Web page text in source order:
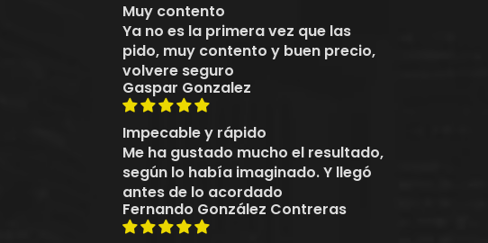
Muy contento
Ya no es la primera vez que las
pido, muy contento y buen precio,
volvere seguro
Gaspar Gonzalez
Impecable y rápido
Me ha gustado mucho el resultado,
según lo había imaginado. Y llegó
antes de lo acordado
Fernando González Contreras